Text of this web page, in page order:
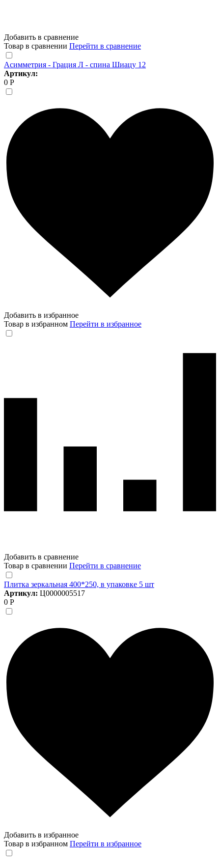
Добавить в сравнение
Товар в сравнении Перейти в сравнение
Асимметрия - Грация Л - спина Шиацу 12
Артикул:
0 Р
Добавить в избранное
Товар в избранном Перейти в избранное
Добавить в сравнение
Товар в сравнении Перейти в сравнение
Плитка зеркальная 400*250, в упаковке 5 шт
Артикул: Ц0000005517
0 Р
Добавить в избранное
Товар в избранном Перейти в избранное